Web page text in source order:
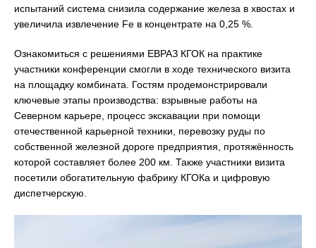
испытаний система снизила содержание железа в хвостах и
увеличила извлечение Fe в концентрате на 0,25 %.
Ознакомиться с решениями ЕВРАЗ КГОК на практике
участники конференции смогли в ходе технического визита
на площадку комбината. Гостям продемонстрировали
ключевые этапы производства: взрывные работы на
Северном карьере, процесс экскавации при помощи
отечественной карьерной техники, перевозку руды по
собственной железной дороге предприятия, протяжённость
которой составляет более 200 км. Также участники визита
посетили обогатительную фабрику КГОКа и цифровую
диспетчерскую.